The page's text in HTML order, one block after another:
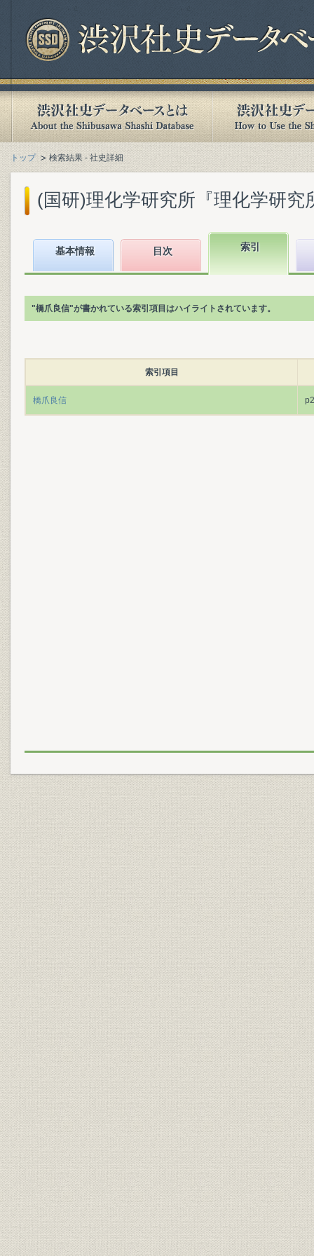
トップ 検索結果 - 社史詳細
(国研)理化学研究所『理化学研
基本情報 目次 索引
"橋爪良信"が書かれている索引項目はハイライトされています。
索引項目
橋爪良信